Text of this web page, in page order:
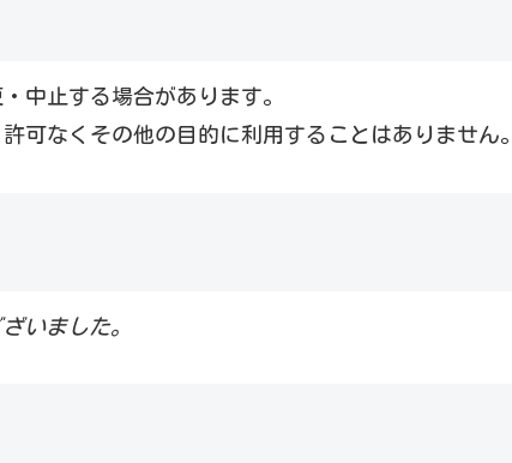
中止する場合があります。
可なくその他の目的に利用することはありません。
いました。